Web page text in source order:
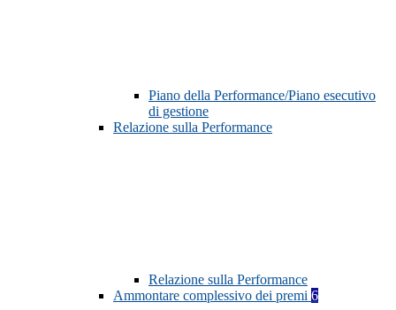
Piano della Performance/Piano esecutivo
di gestione
Relazione sulla Performance
Relazione sulla Performance
Ammontare complessivo dei premi 6